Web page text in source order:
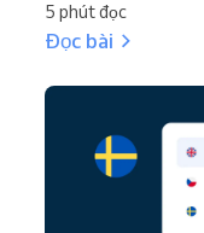
5 phút đọc
Đọc bài